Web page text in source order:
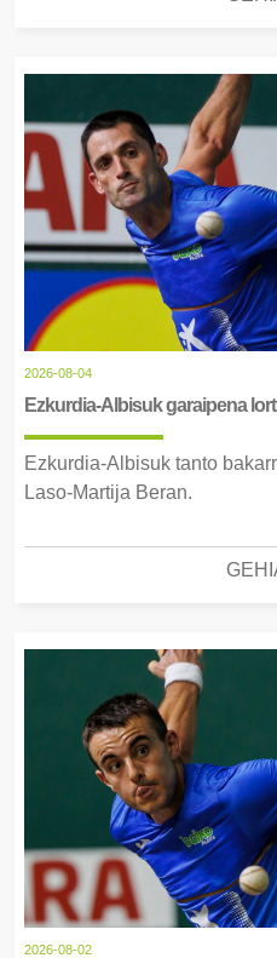
2026-08-04
Ezkurdia-Albisuk garaipena
Ezkurdia-Albisuk tanto
Laso-Martija Beran.
2026-08-02